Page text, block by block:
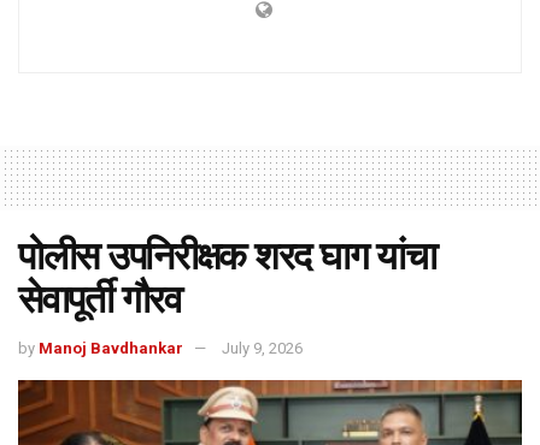
पोलीस उपनिरीक्षक शरद घाग यांचा
सेवापूर्ती गौरव
by Manoj Bavdhankar July 9, 2026